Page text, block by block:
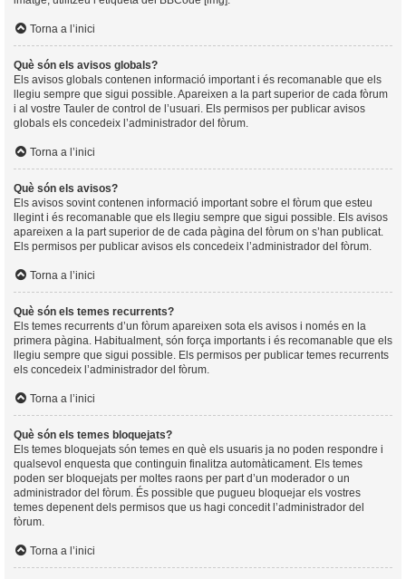
Torna a l’inici
Què són els avisos globals?
Els avisos globals contenen informació important i és recomanable que els
llegiu sempre que sigui possible. Apareixen a la part superior de cada fòrum
i al vostre Tauler de control de l’usuari. Els permisos per publicar avisos
globals els concedeix l’administrador del fòrum.
Torna a l’inici
Què són els avisos?
Els avisos sovint contenen informació important sobre el fòrum que esteu
llegint i és recomanable que els llegiu sempre que sigui possible. Els avisos
apareixen a la part superior de de cada pàgina del fòrum on s’han publicat.
Els permisos per publicar avisos els concedeix l’administrador del fòrum.
Torna a l’inici
Què són els temes recurrents?
Els temes recurrents d’un fòrum apareixen sota els avisos i només en la
primera pàgina. Habitualment, són força importants i és recomanable que els
llegiu sempre que sigui possible. Els permisos per publicar temes recurrents
els concedeix l’administrador del fòrum.
Torna a l’inici
Què són els temes bloquejats?
Els temes bloquejats són temes en què els usuaris ja no poden respondre i
qualsevol enquesta que continguin finalitza automàticament. Els temes
poden ser bloquejats per moltes raons per part d’un moderador o un
administrador del fòrum. És possible que pugueu bloquejar els vostres
temes depenent dels permisos que us hagi concedit l’administrador del
fòrum.
Torna a l’inici